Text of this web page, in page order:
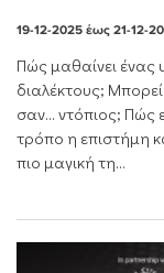
19-12-2025 έως 21-12-
Πώς μαθαίνει ένας
διαλέκτους;
σαν… ντόπιος; Πώς
τρόπο η επιστήμη
πιο μαγική τη...